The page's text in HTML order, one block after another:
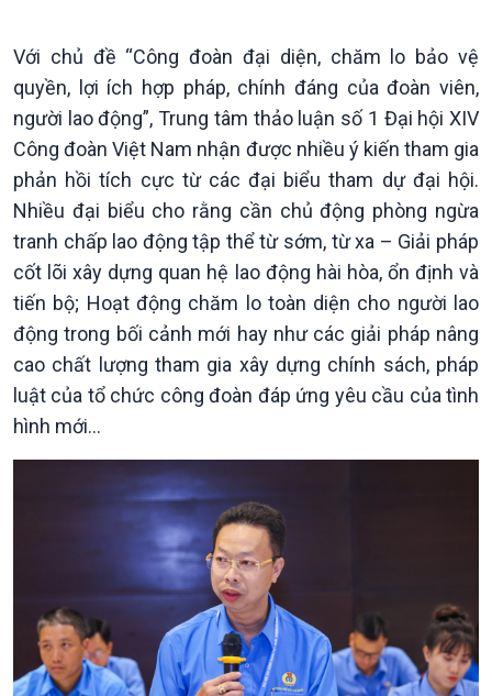
Giới thiệu
Thời sự
Thời sự 6h
Thời sự 12h
Thời sự 18h
Thời sự 21h30
Bản tin
Chuyên mục
Theo dòng Thời sự
Với chủ đề “Công đoàn đại diện, chăm lo bảo vệ
quyền, lợi ích hợp pháp, chính đáng của đoàn viên,
người lao động”, Trung tâm thảo luận số 1 Đại hội XIV
Công đoàn Việt Nam nhận được nhiều ý kiến tham gia
phản hồi tích cực từ các đại biểu tham dự đại hội.
Nhiều đại biểu cho rằng cần chủ động phòng ngừa
tranh chấp lao động tập thể từ sớm, từ xa – Giải pháp
cốt lõi xây dựng quan hệ lao động hài hòa, ổn định và
tiến bộ; Hoạt động chăm lo toàn diện cho người lao
động trong bối cảnh mới hay như các giải pháp nâng
cao chất lượng tham gia xây dựng chính sách, pháp
luật của tổ chức công đoàn đáp ứng yêu cầu của tình
hình mới...